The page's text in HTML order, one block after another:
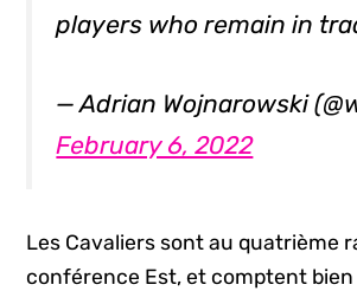
players who remain in
— Adrian Wojnarowski
February 6, 2022
Les Cavaliers sont au quatrième
conférence Est, et comptent